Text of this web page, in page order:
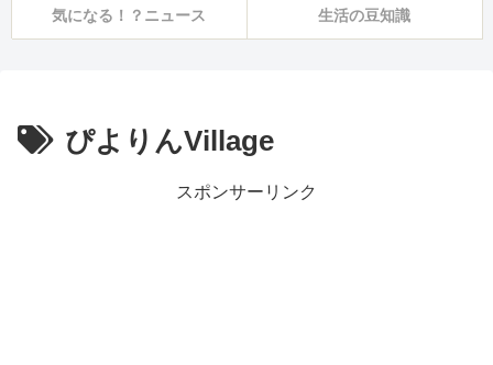
気になる！？ニュース 生活の豆知識
ぴよりんVillage
スポンサーリンク